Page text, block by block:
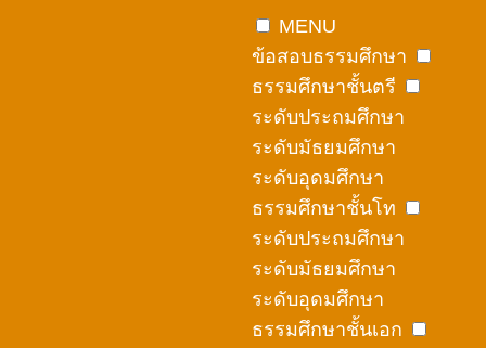
MENU
ข้อสอบธรรมศึกษา
ธรรมศึกษาชั้นตรี
ระดับประถมศึกษา
ระดับมัธยมศึกษา
ระดับอุดมศึกษา
ธรรมศึกษาชั้นโท
ระดับประถมศึกษา
ระดับมัธยมศึกษา
ระดับอุดมศึกษา
ธรรมศึกษาชั้นเอก